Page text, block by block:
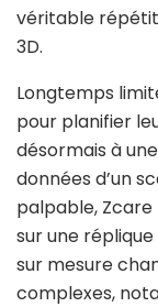
véritable
3D.
Longtemps
pour planifier
désormais à
données d’un
palpable,
sur une
sur mesure
complexes,